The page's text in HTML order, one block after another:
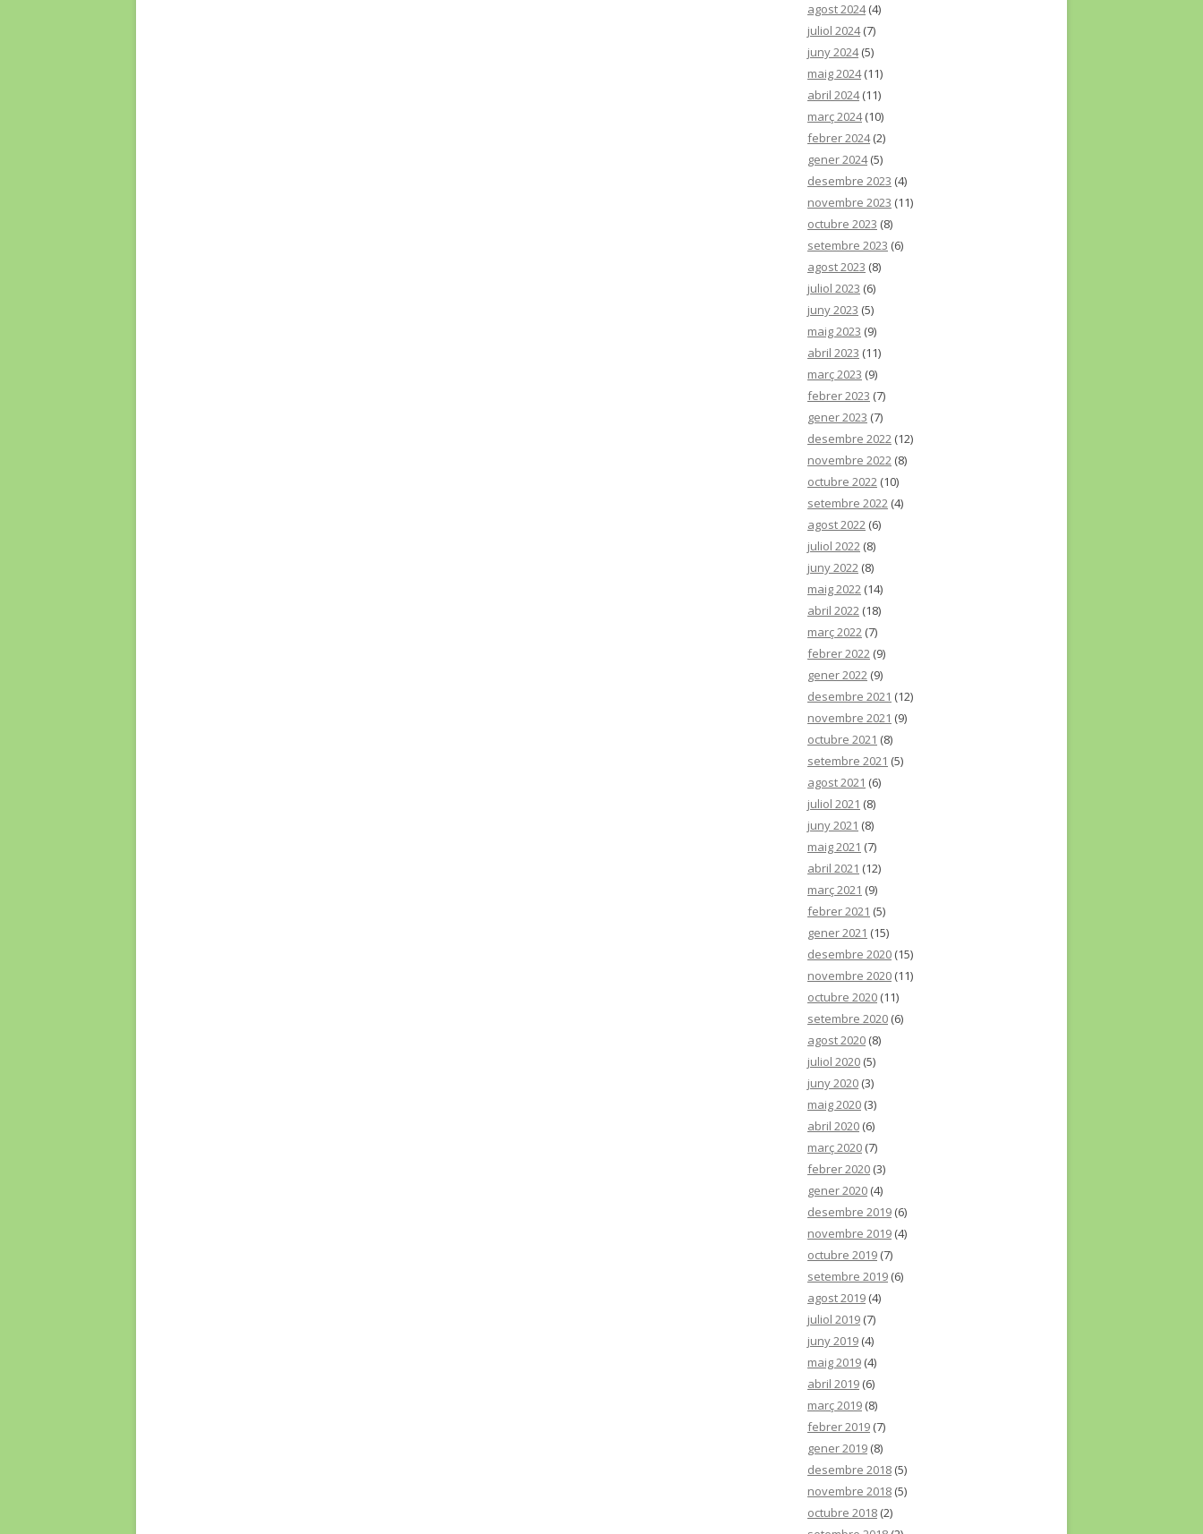
agost 2024(4)
juliol 2024(7)
juny 2024(5)
maig 2024(11)
abril 2024(11)
març 2024(10)
febrer 2024(2)
gener 2024(5)
desembre 2023 (4)
novembre 2023 (11)
octubre 2023 (8)
setembre 2023 (6)
agost 2023 (8)
juliol 2023 (6)
juny 2023 (5)
maig 2023 (9)
abril 2023 (11)
març 2023 (9)
febrer 2023 (7)
gener 2023 (7)
desembre 2022 (12)
novembre 2022 (8)
octubre 2022 (10)
setembre 2022 (4)
agost 2022 (6)
juliol 2022 (8)
juny 2022 (8)
maig 2022 (14)
abril 2022 (18)
març 2022 (7)
febrer 2022 (9)
gener 2022 (9)
desembre 2021 (12)
novembre 2021 (9)
octubre 2021 (8)
setembre 2021 (5)
agost 2021 (6)
juliol 2021 (8)
juny 2021 (8)
maig 2021 (7)
abril 2021 (12)
març 2021 (9)
febrer 2021 (5)
gener 2021 (15)
desembre 2020 (15)
novembre 2020 (11)
octubre 2020 (11)
setembre 2020 (6)
agost 2020 (8)
juliol 2020 (5)
juny 2020 (3)
maig 2020 (3)
abril 2020 (6)
març 2020 (7)
febrer 2020 (3)
gener 2020 (4)
desembre 2019 (6)
novembre 2019 (4)
octubre 2019 (7)
setembre 2019 (6)
agost 2019 (4)
juliol 2019 (7)
juny 2019 (4)
maig 2019 (4)
abril 2019 (6)
març 2019 (8)
febrer 2019 (7)
gener 2019 (8)
desembre 2018 (5)
novembre 2018 (5)
octubre 2018 (2)